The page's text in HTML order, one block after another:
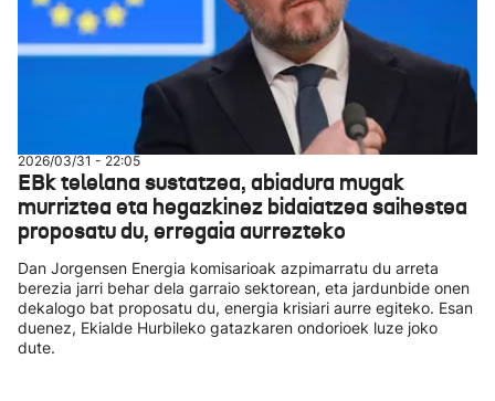
2026/03/31 - 22:05
EBk telelana sustatzea, abiadura mugak
murriztea eta hegazkinez bidaiatzea saihestea
proposatu du, erregaia aurrezteko
Dan Jorgensen Energia komisarioak azpimarratu du arreta
berezia jarri behar dela garraio sektorean, eta jardunbide onen
dekalogo bat proposatu du, energia krisiari aurre egiteko. Esan
duenez, Ekialde Hurbileko gatazkaren ondorioek luze joko
dute.